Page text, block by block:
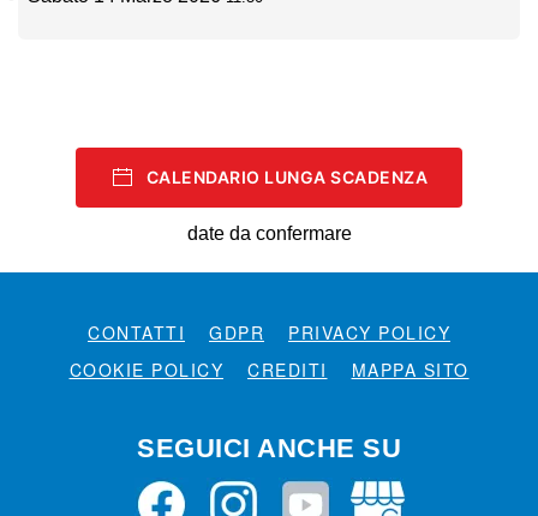
CALENDARIO LUNGA SCADENZA
date da confermare
CONTATTI GDPR
PRIVACY POLICY
COOKIE POLICY
CREDITI MAPPA SITO
SEGUICI ANCHE SU